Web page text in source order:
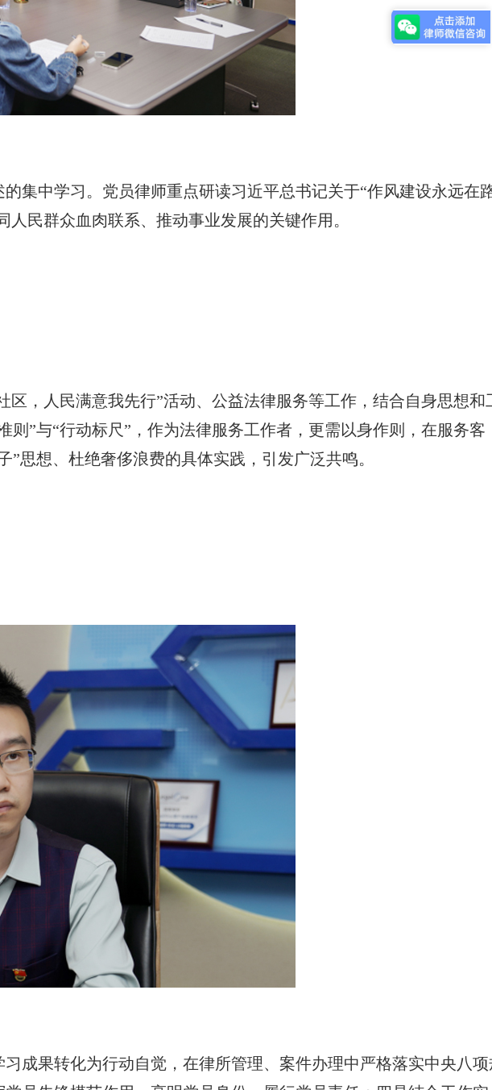
集中学习。党员律师重点研读习近平总书记关于“作风建设永远在
民群众血肉联系、推动事业发展的关键作用。
，人民满意我先行”活动、公益法律服务等工作，结合自身思想和
”与“行动标尺”，作为法律服务工作者，更需以身作则，在服务客
思想、杜绝奢侈浪费的具体实践，引发广泛共鸣。
成果转化为行动自觉，在律所管理、案件办理中严格落实中央八项